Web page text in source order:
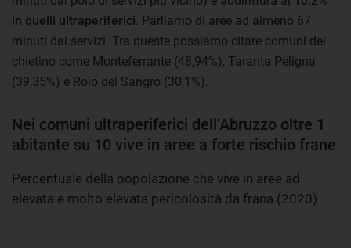
in quelli ultraperiferici. Parliamo di aree ad almeno 67
minuti dai servizi. Tra queste possiamo citare comuni del
chietino come Monteferrante (48,94%), Taranta Peligna
(39,35%) e Roio del Sangro (30,1%).
Nei comuni ultraperiferici dell’Abruzzo oltre 1
abitante su 10 vive in aree a forte rischio frane
Percentuale della popolazione che vive in aree ad
elevata e molto elevata pericolosità da frana (2020)